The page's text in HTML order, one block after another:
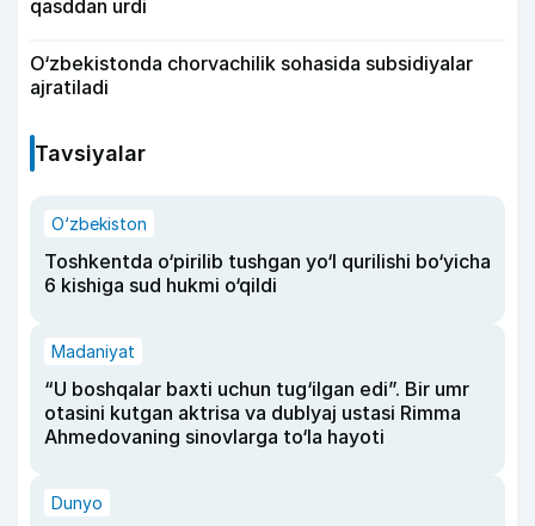
qasddan urdi
O‘zbekistonda chorvachilik sohasida subsidiyalar
ajratiladi
Tavsiyalar
O‘zbekiston
Toshkentda o‘pirilib tushgan yo‘l qurilishi bo‘yicha
6 kishiga sud hukmi o‘qildi
Madaniyat
“U boshqalar baxti uchun tug‘ilgan edi”. Bir umr
otasini kutgan aktrisa va dublyaj ustasi Rimma
Ahmedovaning sinovlarga to‘la hayoti
Dunyo